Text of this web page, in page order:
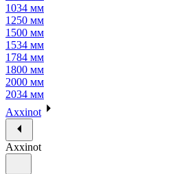
1034 мм
1250 мм
1500 мм
1534 мм
1784 мм
1800 мм
2000 мм
2034 мм
Axxinot
Axxinot